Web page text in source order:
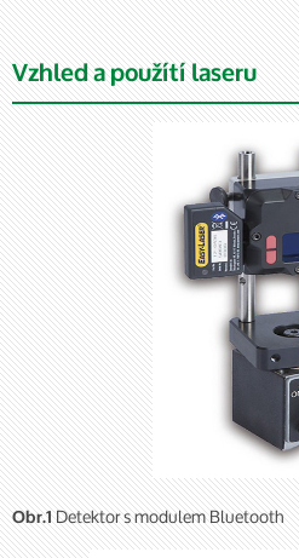
Vzhled a použítí laseru
Obr.1Detektor s modulem Bluetooth